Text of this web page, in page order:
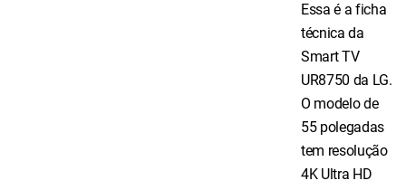
Essa é a ficha
técnica da
Smart TV
UR8750 da LG.
O modelo de
55 polegadas
tem resolução
4K Ultra HD